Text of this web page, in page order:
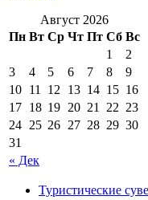
Август 2026
Пн Вт Ср Чт Пт Сб Вс
« Дек
1
2
3
4 5 6 7 8
9
10 11 12 13 14 15 16
17 18 19 20 21 22 23
24 25 26 27 28 29 30
31
Туристические